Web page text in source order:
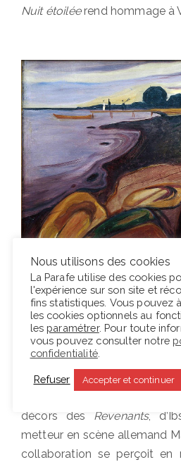
Nuit étoiléerend hommage à
La peinture de Munch
d’autres arts, et
exposés des dessins,
illustrations de
Munch donne ainsi corps et
à la mère dePeer Gyntou à
décors des Revenants,
metteur en scène allemand
collaboration se perçoit en
Nous utilisons des cookies
La Parafe utilise des cookies
l'expérience sur son site et
fins statistiques. Vous pouvez
les cookies optionnels au
les paramétrer. Pour toute
vous pouvez consulter notre
confidentialité.
Refuser Accepter et continuer